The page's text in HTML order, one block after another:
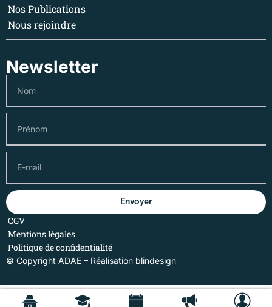
Nos Publications
Nous rejoindre
Newsletter
Envoyer
CGV
Mentions légales
Politique de confidentialité
© Copyright ADAE – Réalisation blindesign